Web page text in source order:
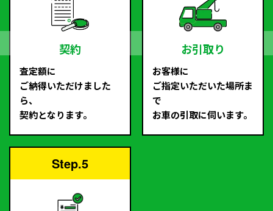
契約
査定額に
ご納得いただけました
ら、
契約となります。
お引取り
お客様に
ご指定いただいた場所ま
で
お車の引取に伺います。
Step.5